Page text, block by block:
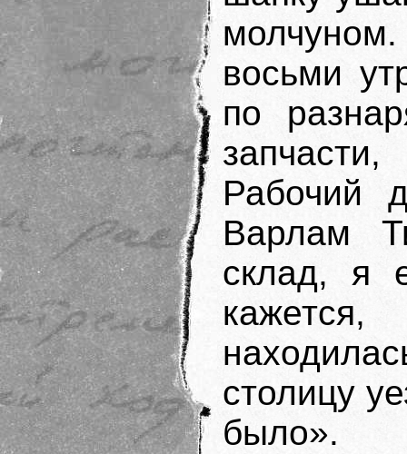
восьми
по
Рабочий
Варлам
склад, я
столицу
было».